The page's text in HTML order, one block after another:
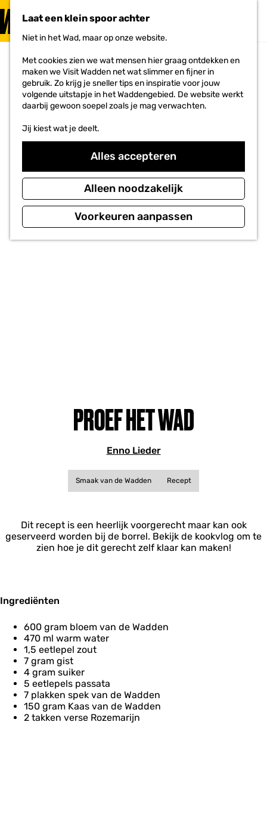
Laat een klein spoor achter
Niet in het Wad, maar op onze website.
Met cookies zien we wat mensen hier graag ontdekken en
maken we Visit Wadden net wat slimmer en fijner in
gebruik. Zo krijg je sneller tips en inspiratie voor jouw
volgende uitstapje in het Waddengebied. De website werkt
daarbij gewoon soepel zoals je mag verwachten.
Jij kiest wat je deelt.
Alles accepteren
Alleen noodzakelijk
Voorkeuren aanpassen
G
F
v
r
i
e
t
e
MENU
PROEF HET WAD
Enno Lieder
Smaak van de Wadden Recept
Dit recept is een heerlijk voorgerecht maar kan ook
geserveerd worden bij de borrel. Bekijk de kookvlog om te
zien hoe je dit gerecht zelf klaar kan maken!
Ingrediënten
600 gram bloem van de Wadden
470 ml warm water
1,5 eetlepel zout
7 gram gist
4 gram suiker
5 eetlepels passata
7 plakken spek van de Wadden
150 gram Kaas van de Wadden
2 takken verse Rozemarijn